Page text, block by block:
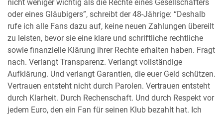
nicht weniger wichtig als die Rechte eines Gesellschafters
oder eines Gläubigers”, schreibt der 48-Jährige: “Deshalb
rufe ich alle Fans dazu auf, keine neuen Zahlungen übereilt
zu leisten, bevor sie eine klare und schriftliche rechtliche
sowie finanzielle Klärung ihrer Rechte erhalten haben. Fragt
nach. Verlangt Transparenz. Verlangt vollständige
Aufklärung. Und verlangt Garantien, die euer Geld schützen.
Vertrauen entsteht nicht durch Parolen. Vertrauen entsteht
durch Klarheit. Durch Rechenschaft. Und durch Respekt vor
jedem Euro, den ein Fan für seinen Klub bezahlt hat. Ich